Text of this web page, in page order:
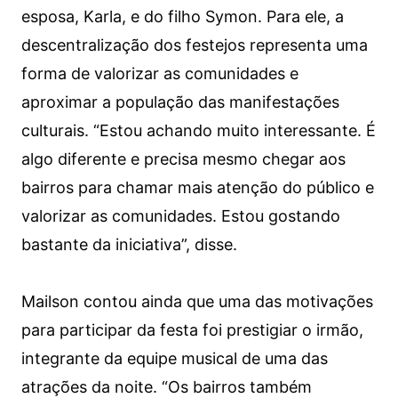
esposa, Karla, e do filho Symon. Para ele, a
descentralização dos festejos representa uma
forma de valorizar as comunidades e
aproximar a população das manifestações
culturais. “Estou achando muito interessante. É
algo diferente e precisa mesmo chegar aos
bairros para chamar mais atenção do público e
valorizar as comunidades. Estou gostando
bastante da iniciativa”, disse.
Mailson contou ainda que uma das motivações
para participar da festa foi prestigiar o irmão,
integrante da equipe musical de uma das
atrações da noite. “Os bairros também